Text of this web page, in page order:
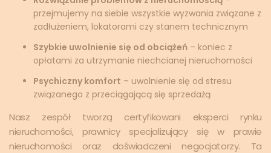
przejmujemy na siebie wszystkie wyzwania związane z
zadłużeniem, lokatorami czy stanem technicznym
Szybkie uwolnienie się od obciążeń – koniec z
opłatami za utrzymanie niechcianej nieruchomości
Psychiczny komfort – uwolnienie się od stresu
związanego z przeciągającą się sprzedażą
Nasz zespół tworzą certyfikowani eksperci rynku
nieruchomości, prawnicy specjalizujący się w prawie
nieruchomości oraz doświadczeni negocjatorzy. Ta